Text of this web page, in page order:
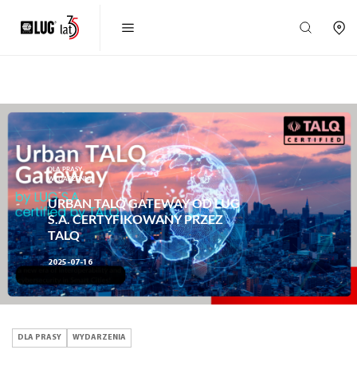
DLA PRASY,
WYDARZENIA
URBAN TALQ GATEWAY OD LUG
S.A. CERTYFIKOWANY PRZEZ
TALQ
2025-07-16
DLA PRASY WYDARZENIA